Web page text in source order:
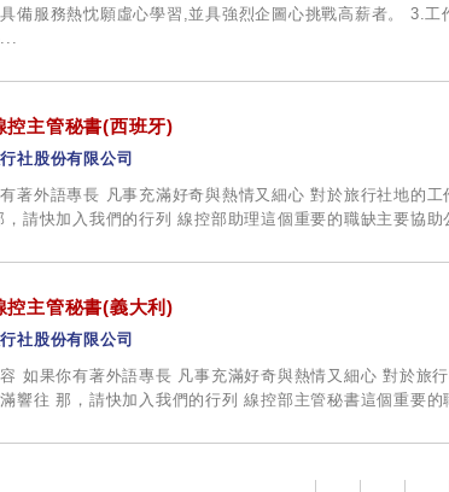
備服務熱忱願虛心學習,並具強烈企圖心挑戰高薪者。 3.工
控主管秘書(西班牙)
社股份有限公司
著外語專長 凡事充滿好奇與熱情又細心 對於旅行社地的工
，請快加入我們的行列 線控部助理這個重要的職缺主要協助
控主管秘書(義大利)
社股份有限公司
如果你有著外語專長 凡事充滿好奇與熱情又細心 對於旅
響往 那，請快加入我們的行列 線控部主管秘書這個重要的